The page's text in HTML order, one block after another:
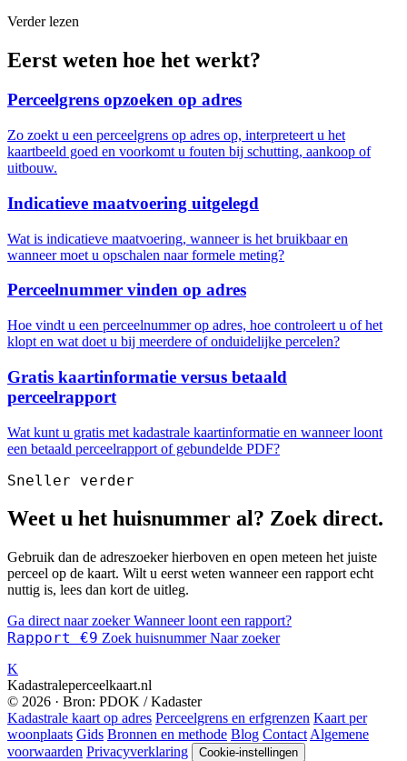
Verder lezen
Eerst weten hoe het werkt?
Perceelgrens opzoeken op adres
Zo zoekt u een perceelgrens op adres op, interpreteert u het
kaartbeeld goed en voorkomt u fouten bij schutting, aankoop of
uitbouw.
Indicatieve maatvoering uitgelegd
Wat is indicatieve maatvoering, wanneer is het bruikbaar en
wanneer moet u opschalen naar formele meting?
Perceelnummer vinden op adres
Hoe vindt u een perceelnummer op adres, hoe controleert u of het
klopt en wat doet u bij meerdere of onduidelijke percelen?
Gratis kaartinformatie versus betaald
perceelrapport
Wat kunt u gratis met kadastrale kaartinformatie en wanneer loont
een betaald perceelrapport of gebundelde PDF?
Sneller verder
Weet u het huisnummer al? Zoek direct.
Gebruik dan de adreszoeker hierboven en open meteen het juiste
perceel op de kaart. Wilt u eerst weten wanneer een rapport echt
nuttig is, lees dan kort de uitleg.
Ga direct naar zoekerWanneer loont een rapport?
Rapport €9 Zoek huisnummer Naar zoeker
K
Kadastraleperceelkaart.nl
© 2026 · Bron: PDOK / Kadaster
Kadastrale kaart op adres Perceelgrens en erfgrenzen Kaart per
woonplaats Gids Bronnen en methode Blog Contact Algemene
voorwaarden Privacyverklaring Cookie-instellingen